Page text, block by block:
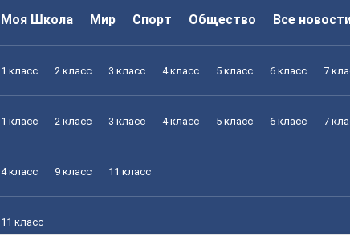
Моя Школа Мир Спорт Общество Все
1 класс 2 класс 3 класс 4 класс 5 класс 6 класс 7
1 класс 2 класс 3 класс 4 класс 5 класс 6 класс 7
4 класс 9 класс 11 класс
11 класс